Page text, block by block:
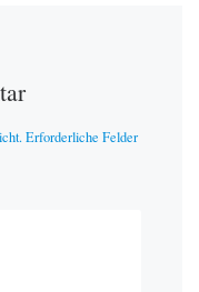
Erforderliche Felder